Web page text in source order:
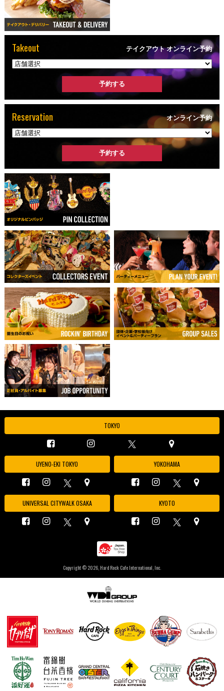
Takeout テイクアウト オンライン予約
Reservation オンライン予約
TOKYO
UYENO-EKI TOKYO YOKOHAMA
UNIVERSAL CITYWALK OSAKA KYOTO
Copyright © 2026, Hard Rock Cafe International, Inc.